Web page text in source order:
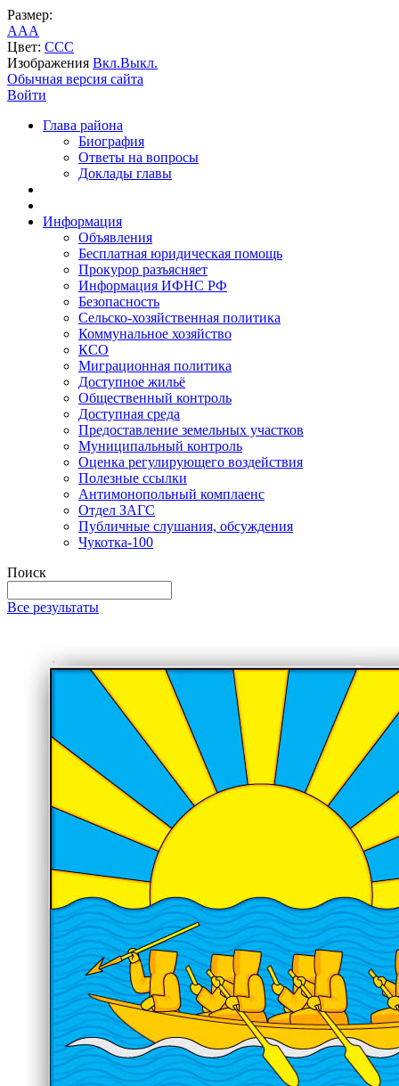
Размер:
AAA
Цвет: CCC
Изображения Вкл.Выкл.
Обычная версия сайта
Войти
Глава района
Биография
Ответы на вопросы
Доклады главы
Информация
Объявления
Бесплатная юридическая помощь
Прокурор разъясняет
Информация ИФНС РФ
Безопасность
Сельско-хозяйственная политика
Коммунальное хозяйство
КСО
Миграционная политика
Доступное жильё
Общественный контроль
Доступная среда
Предоставление земельных участков
Муниципальный контроль
Оценка регулирующего воздействия
Полезные ссылки
Антимонопольный комплаенс
Отдел ЗАГС
Публичные слушания, обсуждения
Чукотка-100
Поиск
Все результаты